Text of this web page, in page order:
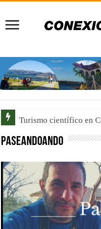
Turismo científico en
Paseandoando